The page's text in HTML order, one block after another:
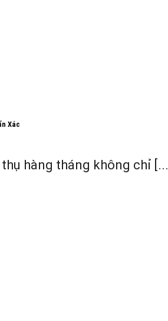
Xác
hàng tháng không chỉ [...]